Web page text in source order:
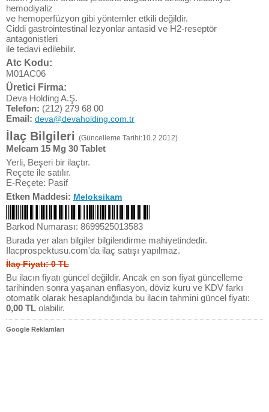
hemodiyaliz
ve hemoperfüzyon gibi yöntemler etkili değildir.
Ciddi gastrointestinal lezyonlar antasid ve H2-reseptör
antagonistleri
ile tedavi edilebilir.
Atc Kodu:
M01AC06
Üretici Firma:
Deva Holding A.Ş.
Telefon: (212) 279 68 00
Email: deva@devaholding.com.tr
İlaç Bilgileri (Güncelleme Tarihi:10.2.2012)
Melcam 15 Mg 30 Tablet
Yerli, Beşeri bir ilaçtır.
Reçete ile satılır.
E-Reçete: Pasif
Etken Maddesi: Meloksikam
Barkod Numarası: 8699525013583
Burada yer alan bilgiler bilgilendirme mahiyetindedir.
Ilacprospektusu.com'da ilaç satışı yapılmaz.
İlaç Fiyatı: 0 TL
Bu ilacın fiyatı güncel değildir. Ancak en son fiyat güncelleme
tarihinden sonra yaşanan enflasyon, döviz kuru ve KDV farkı
otomatik olarak hesaplandığında bu ilacın tahmini güncel fiyatı:
0,00 TL olabilir.
Google Reklamları